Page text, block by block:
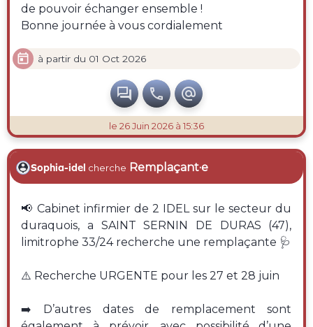
de pouvoir échanger ensemble !
Bonne journée à vous cordialement
 à partir du 01 Oct 2026
  
le 26 Juin 2026 à 15:36
Sophia-idel cherche Remplaçant·e
📢 Cabinet infirmier de 2 IDEL sur le secteur du
duraquois, a SAINT SERNIN DE DURAS (47),
limitrophe 33/24 recherche une remplaçante 🩺
⚠️ Recherche URGENTE pour les 27 et 28 juin
➡️ D’autres dates de remplacement sont